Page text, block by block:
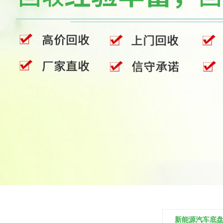
新能源汽车底